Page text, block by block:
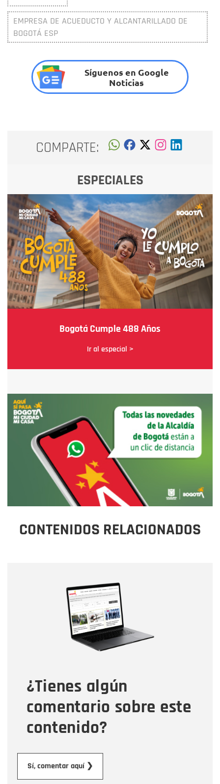
EMPRESA DE ACUEDUCTO Y ALCANTARILLADO DE
BOGOTÁ ESP
Síguenos en Google
Noticias
COMPARTE:
ESPECIALES
Bogotá Cumple 488 Años
Ir al especial >
CONTENIDOS RELACIONADOS
¿Tienes algún
comentario sobre este
contenido?
Sí, comentar aquí ❯
Correo electrónico
Tipo de comentario
Mensaje